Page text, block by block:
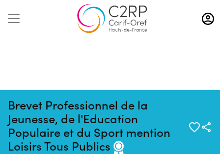
Aller
au
contenu
Brevet Professionnel de la
Jeunesse, de l'Education
Populaire et du Sport mention
Loisirs Tous Publics
Pas de session programmée en
ce moment